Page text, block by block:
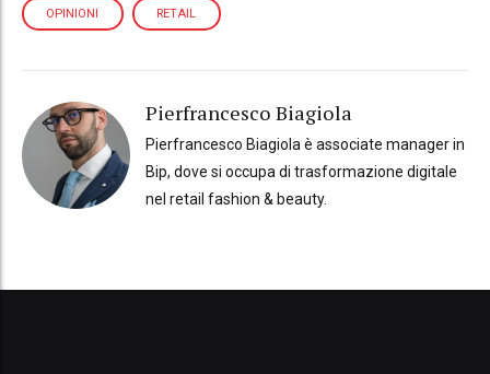
OPINIONI RETAIL
Pierfrancesco Biagiola
Pierfrancesco Biagiola è associate manager in
Bip, dove si occupa di trasformazione digitale
nel retail fashion & beauty.